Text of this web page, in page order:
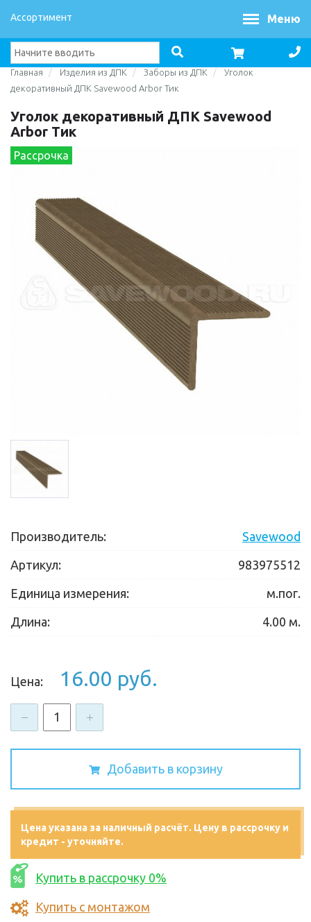
Ассортимент Меню
Главная Изделия из ДПК Заборы из ДПК
Уголок
декоративный ДПК Savewood Arbor Тик
Уголок декоративный ДПК Savewood
Arbor Тик
Рассрочка
Производитель: Savewood
Артикул: 983975512
Единица измерения: м.пог.
Длина: 4.00 м.
Цена: 16.00 руб.
Добавить в корзину
Цена указана за наличный расчёт. Цену в рассрочку и
кредит - уточняйте.
Купить в рассрочку 0%
Купить с монтажом